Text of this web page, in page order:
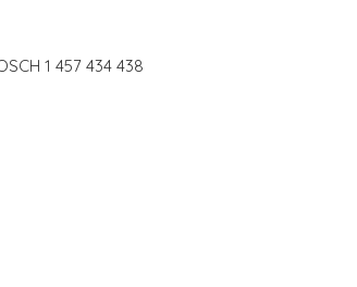
1 457 434 438